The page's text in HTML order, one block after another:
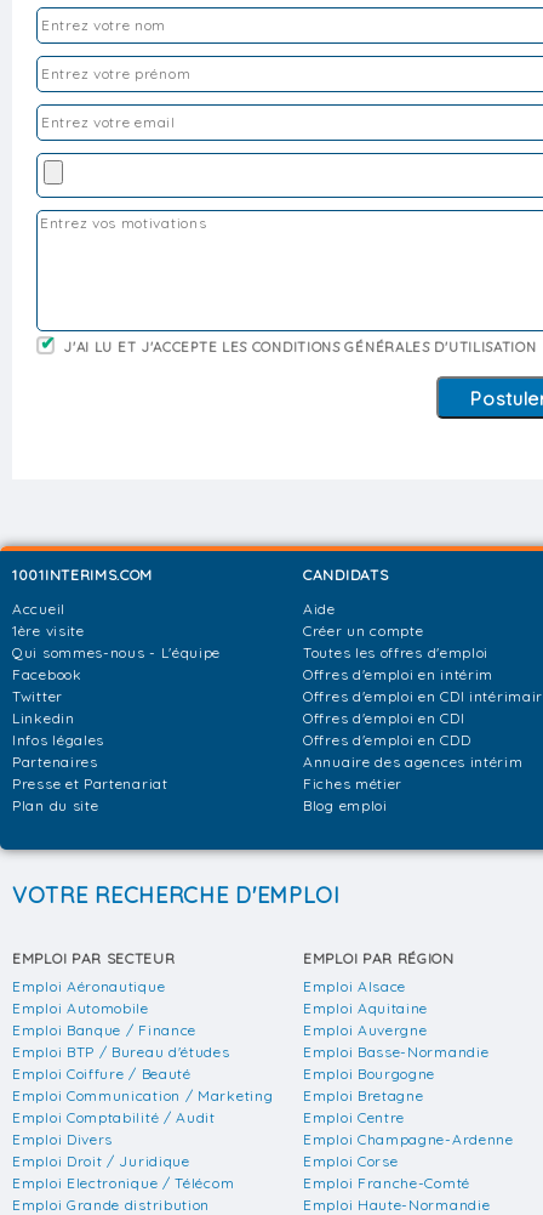
J'AI LU ET J'ACCEPTE LES CONDITIONS GÉNÉRALES D'UTILISATION
1001INTERIMS.COM
Accueil
1ère visite
Qui sommes-nous - L'équipe
Facebook
Twitter
Linkedin
Infos légales
Partenaires
Presse et Partenariat
Plan du site
CANDIDATS
Aide
Créer un compte
Toutes les offres d'emploi
Offres d'emploi en intérim
Offres d'emploi en CDI
Offres d'emploi en CDI
Offres d'emploi en CDD
Annuaire des agences intérim
Fiches métier
Blog emploi
VOTRE RECHERCHE D'EMPLOI
EMPLOI PAR SECTEUR
Emploi Aéronautique
Emploi Automobile
Emploi Banque / Finance
Emploi BTP / Bureau d'études
Emploi Coiffure / Beauté
Emploi Communication / Marketing
Emploi Comptabilité / Audit
Emploi Divers
Emploi Droit / Juridique
Emploi Electronique / Télécom
Emploi Grande distribution
EMPLOI PAR RÉGION
Emploi Alsace
Emploi Aquitaine
Emploi Auvergne
Emploi Basse-Normandie
Emploi Bourgogne
Emploi Bretagne
Emploi Centre
Emploi Champagne-Ardenne
Emploi Corse
Emploi Franche-Comté
Emploi Haute-Normandie